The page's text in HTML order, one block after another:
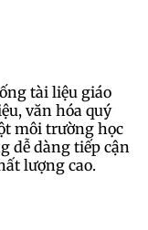
tài liệu giáo
văn hóa quý
môi trường học
dễ dàng tiếp cận
lượng cao.